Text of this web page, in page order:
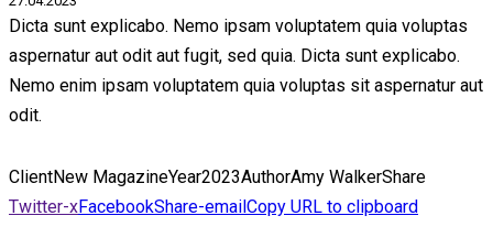
Dicta sunt explicabo. Nemo ipsam voluptatem quia voluptas
aspernatur aut odit aut fugit, sed quia. Dicta sunt explicabo.
Nemo enim ipsam voluptatem quia voluptas sit aspernatur aut
odit.
ClientNew MagazineYear2023AuthorAmy WalkerShare
Twitter-xFacebookShare-emailCopy URL to clipboard